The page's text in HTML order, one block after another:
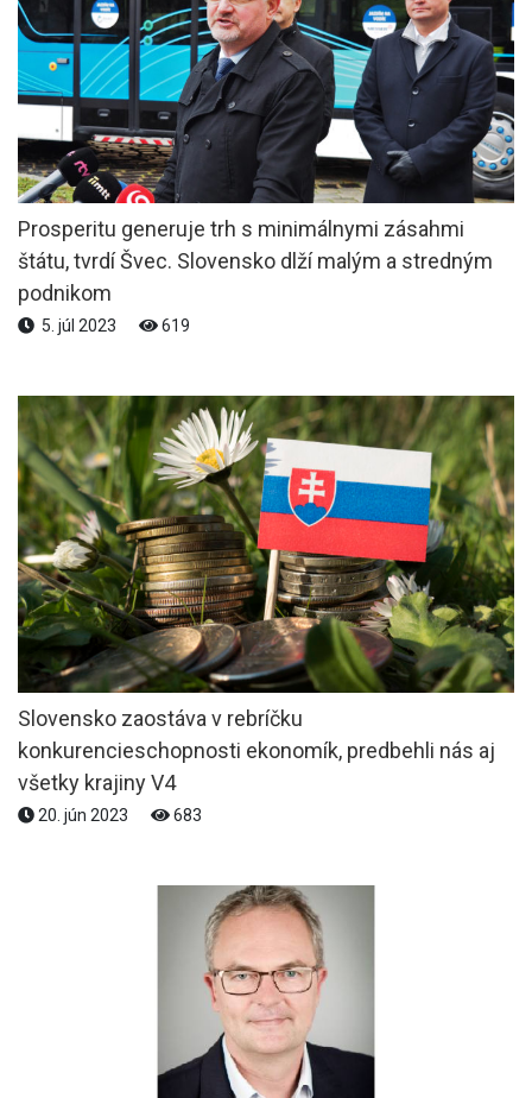
Prosperitu generuje trh s minimálnymi zásahmi
štátu, tvrdí Švec. Slovensko dlží malým a stredným
podnikom
5. júl 2023 619
Slovensko zaostáva v rebríčku
konkurencieschopnosti ekonomík, predbehli nás aj
všetky krajiny V4
20. jún 2023 683